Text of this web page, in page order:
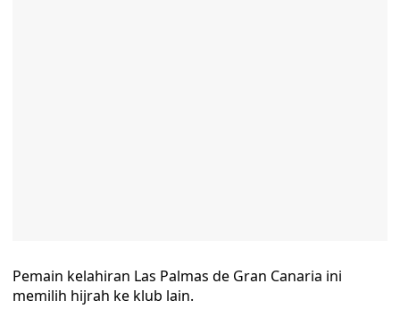
Pemain kelahiran Las Palmas de Gran Canaria ini
memilih hijrah ke klub lain.